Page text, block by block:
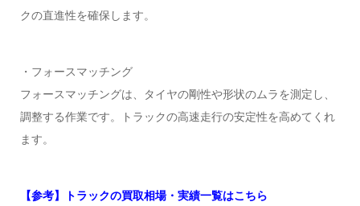
クの直進性を確保します。
・フォースマッチング
フォースマッチングは、タイヤの剛性や形状のムラを測定し、
調整する作業です。トラックの高速走行の安定性を高めてくれ
ます。
【参考】トラックの買取相場・実績一覧はこちら